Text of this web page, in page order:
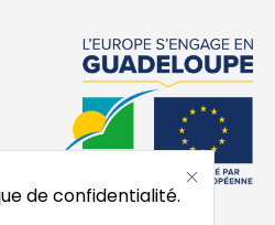
de confidentialité.